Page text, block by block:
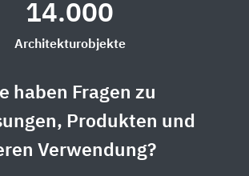
14.000
Architekturobjekte
haben Fragen zu
Produkten und
Verwendung?